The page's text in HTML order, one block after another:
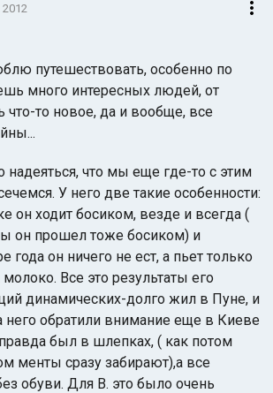
2012
путешествовать, особенно по
много интересных людей, от
что-то новое, да и вообще, все
надеяться, что мы еще где-то с этим
У него две такие особенности:
он ходит босиком, везде и всегда (
он прошел тоже босиком) и
года он ничего не ест, а пьет только
Все это результаты его
динамических-долго жил в Пуне, и
него обратили внимание еще в Киеве
был в шлепках, ( как потом
менты сразу забирают),а все
обуви. Для В. это было очень